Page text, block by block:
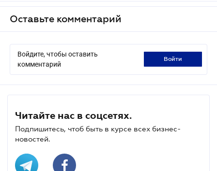
Оставьте комментарий
Войдите, чтобы оставить
комментарий
войти
Читайте нас в соцсетях.
Подпишитесь, чтоб быть в курсе всех бизнес-
новостей.